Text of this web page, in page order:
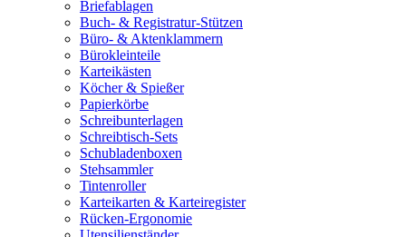
Briefablagen
Buch- & Registratur-Stützen
Büro- & Aktenklammern
Bürokleinteile
Karteikästen
Köcher & Spießer
Papierkörbe
Schreibunterlagen
Schreibtisch-Sets
Schubladenboxen
Stehsammler
Tintenroller
Karteikarten & Karteiregister
Rücken-Ergonomie